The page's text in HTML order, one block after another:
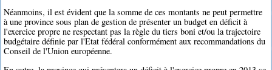
Néanmoins, il est évident que la somme de ces montants ne peut permettre
à une province sous plan de gestion de présenter un budget en déficit à
l'exercice propre ne respectant pas la règle du tiers boni et/ou la trajectoire
budgétaire définie par l'Etat fédéral conformément aux recommandations du
Conseil de l'Union européenne.